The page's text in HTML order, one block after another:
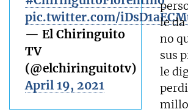
pic.twitter.com/
— El Chiringuito
TV
(@elchiringuitotv)
April 19, 2021
le
no
sus
le